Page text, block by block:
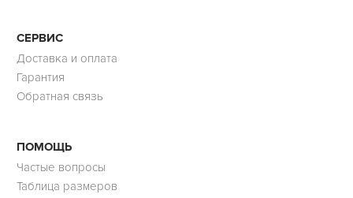
СЕРВИС
Доставка и оплата
Гарантия
Обратная связь
ПОМОЩЬ
Частые вопросы
Таблица размеров